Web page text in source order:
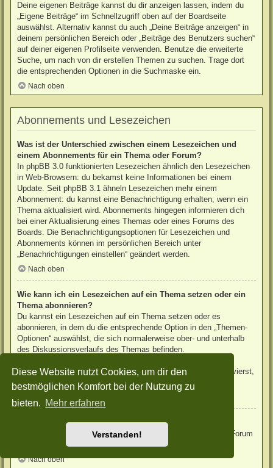
Diese Website nutzt Cookies, um dir den
bestmöglichen Komfort bei der Nutzung zu
bieten. Mehr erfahren
Verstanden!
Deine eigenen Beiträge kannst du dir anzeigen lassen, indem du
„Eigene Beiträge“ im Schnellzugriff oben auf der Boardseite
auswählst. Alternativ kannst du auch „Deine Beiträge anzeigen“ in
deinem persönlichen Bereich oder „Beiträge des Benutzers suchen“
auf deiner eigenen Profilseite verwenden. Benutze die erweiterte
Suche, um nach von dir erstellen Themen zu suchen. Trage dort
die entsprechenden Optionen in die Suchmaske ein.
Nach oben
Abonnements und Lesezeichen
Was ist der Unterschied zwischen einem Lesezeichen und
einem Abonnements für ein Thema oder Forum?
In phpBB 3.0 funktionierten Lesezeichen ähnlich den Lesezeichen
in Web-Browsern: du bekamst keine Informationen bei einem
Update. Seit phpBB 3.1 ähneln Lesezeichen mehr einem
Abonnement: du kannst eine Benachrichtigung erhalten, wenn ein
Thema aktualisiert wird. Abonnements hingegen informieren dich
bei einer Aktualisierung eines Themas oder eines Forums des
Boards. Die Benachrichtigungsoptionen für Lesezeichen und
Abonnements können im persönlichen Bereich unter
„Benachrichtigungen einstellen“ geändert werden.
Nach oben
Wie kann ich ein Lesezeichen auf ein Thema setzen oder ein
Thema abonnieren?
Du kannst ein Lesezeichen auf ein Thema setzen oder es
abonnieren, in dem du die entsprechende Option in den „Themen-
Optionen“ auswählst, die sich normalerweise ober- und unterhalb
des Diskussionsverlaufs des Themas befinden.
benachrichtigen, sobald eine Antwort geschrieben wurde“ aktivierst,
wird das Thema ebenfalls für dich abonniert.
Nach oben
Wie kann ich ein Forum abonnieren?
Um ein Forum zu abonnieren, verwende im Forum den Link „Forum
abonnieren“, der sich meist am Ende der Seite befindet.
Nach oben